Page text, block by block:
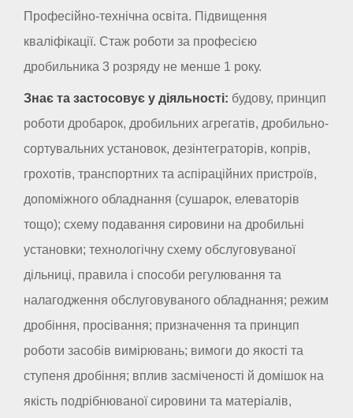
Професійно-технічна освіта. Підвищення
кваліфікації. Стаж роботи за професією
дробильника 3 розряду не менше 1 року.
Знає та застосовує у діяльності: будову, принцип
роботи дробарок, дробильних агрегатів, дробильно-
сортувальних установок, дезінтеграторів, копрів,
грохотів, транспортних та аспіраційних пристроїв,
допоміжного обладнання (сушарок, елеваторів
тощо); схему подавання сировини на дробильні
установки; технологічну схему обслуговуваної
дільниці, правила і способи регулювання та
налагодження обслуговуваного обладнання; режим
дробіння, просівання; призначення та принцип
роботи засобів вимірювань; вимоги до якості та
ступеня дробіння; вплив засміченості й домішок на
якість подрібнюваної сировини та матеріалів,